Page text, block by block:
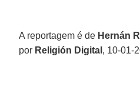
A reportagem é de Hernán
por Religión Digital , 10-01-